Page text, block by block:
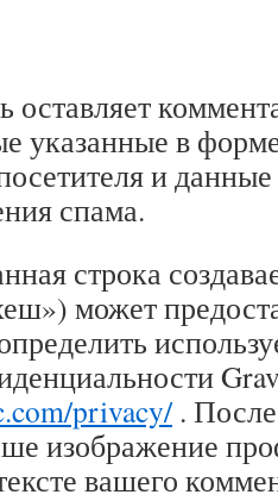
оставляет
указанные в
и данные
спама.
строка
может
privacy/.
изображение
вашего